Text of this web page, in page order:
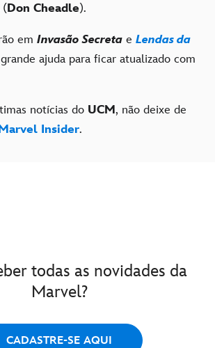
(Don Cheadle).
em Invasão Secreta e Lendas da
ajuda para ficar atualizado com
notícias do UCM, não deixe de
Insider.
todas as novidades da
Marvel?
CADASTRE-SE AQUI